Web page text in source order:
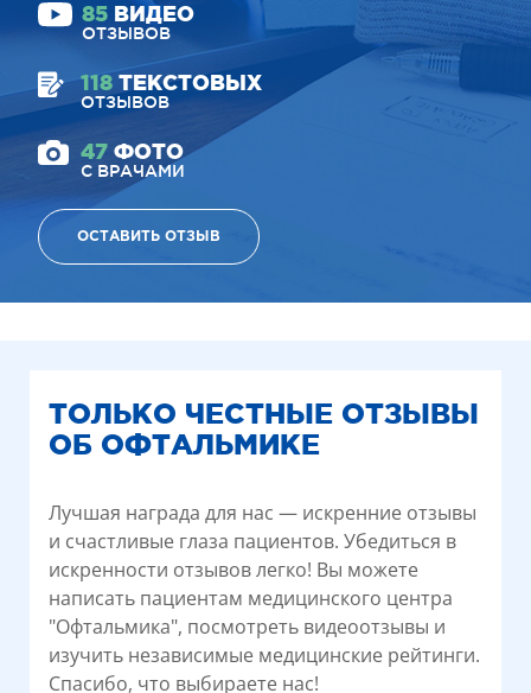
85 ВИДЕО
ОТЗЫВОВ
118 ТЕКСТОВЫХ
ОТЗЫВОВ
47 ФОТО
С ВРАЧАМИ
ОСТАВИТЬ ОТЗЫВ
ТОЛЬКО ЧЕСТНЫЕ ОТЗЫВЫ
ОБ ОФТАЛЬМИКЕ
Лучшая награда для нас — искренние отзывы
и счастливые глаза пациентов. Убедиться в
искренности отзывов легко! Вы можете
написать пациентам медицинского центра
"Офтальмика", посмотреть видеоотзывы и
изучить независимые медицинские рейтинги.
Спасибо, что выбираете нас!